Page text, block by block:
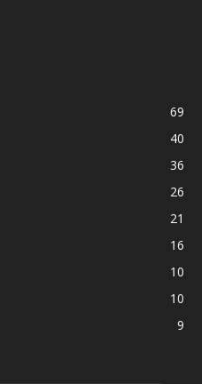
69
40
36
26
21
16
10
10
9